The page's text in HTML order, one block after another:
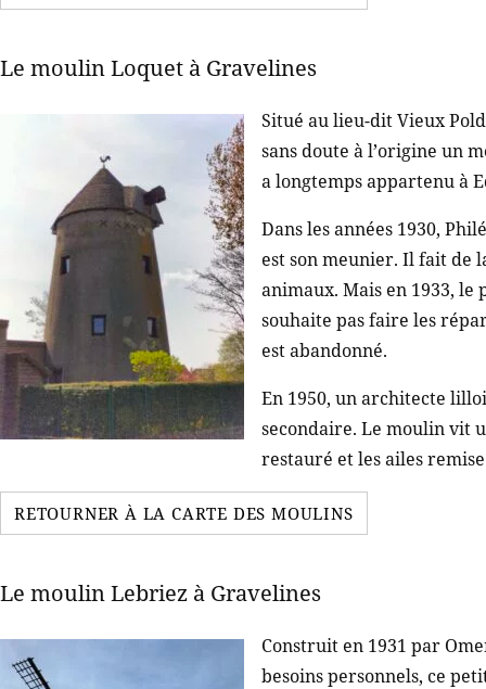
Le moulin Loquet à Gravelines
Situé au lieu-dit Vieux
sans doute à l’origine un
a longtemps appartenu à
Dans les années 1930,
est son meunier. Il fait de
animaux. Mais en 1933,
souhaite pas faire les
est abandonné.
En 1950, un architecte
secondaire. Le moulin vit
restauré et les ailes
RETOURNER À LA CARTE DES MOULINS
Le moulin Lebriez à Gravelines
Construit en 1931 par
besoins personnels, ce